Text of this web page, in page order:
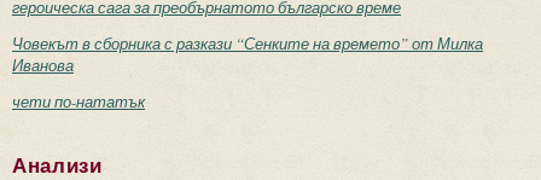
героическа сага за преобърнатото българско време
Човекът в сборника с разкази “Сенките на времето” от Милка
Иванова
чети по-нататък
Анализи